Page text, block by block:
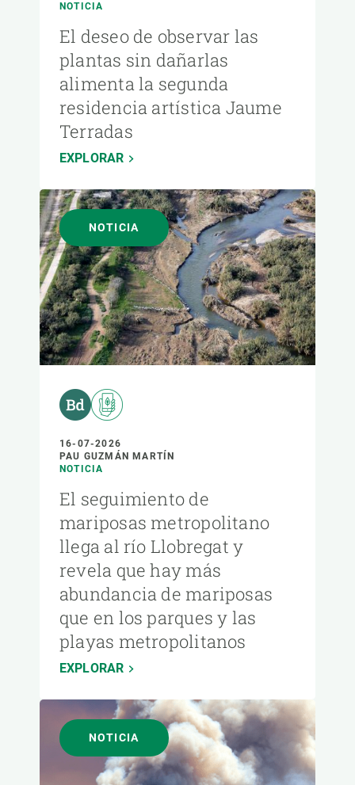
NOTICIA
El deseo de observar las
plantas sin dañarlas
alimenta la segunda
residencia artística Jaume
Terradas
EXPLORAR
NOTICIA
16-07-2026
PAU GUZMÁN MARTÍN
NOTICIA
El seguimiento de
mariposas metropolitano
llega al río Llobregat y
revela que hay más
abundancia de mariposas
que en los parques y las
playas metropolitanos
EXPLORAR
NOTICIA